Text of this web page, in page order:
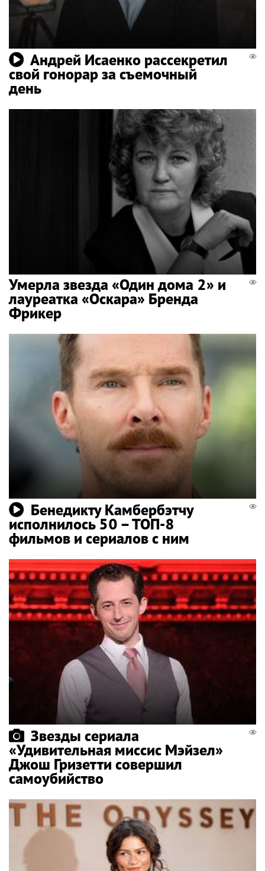
Андрей Исаенко рассекретил
свой гонорар за съемочный
день
Умерла звезда «Один дома 2» и
лауреатка «Оскара» Бренда
Фрикер
Бенедикту Камбербэтчу
исполнилось 50 – ТОП-8
фильмов и сериалов с ним
Звезды сериала
«Удивительная миссис Мэйзел»
Джош Гризетти совершил
самоубийство